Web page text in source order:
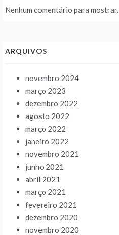
Nenhum comentário para mostrar.
ARQUIVOS
novembro 2024
março 2023
dezembro 2022
agosto 2022
março 2022
janeiro 2022
novembro 2021
junho 2021
abril 2021
março 2021
fevereiro 2021
dezembro 2020
novembro 2020